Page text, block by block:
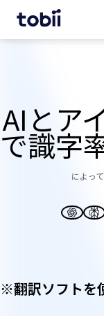
ー
AIとア
で識字
によって
※翻訳ソフトを